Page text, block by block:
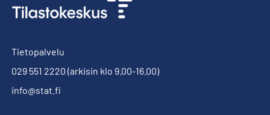
Tietopalvelu
029 551 2220 (arkisin klo 9.00-16.00)
info@stat.fi